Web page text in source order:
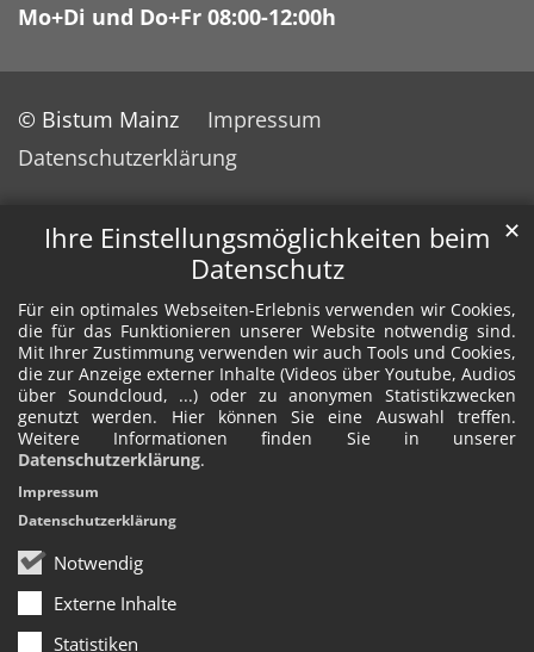
Ihre Einstellungsmöglichkeiten beim
Datenschutz
Für ein optimales Webseiten-Erlebnis verwenden wir Cookies,
die für das Funktionieren unserer Website notwendig sind.
Mit Ihrer Zustimmung verwenden wir auch Tools und Cookies,
die zur Anzeige externer Inhalte (Videos über Youtube, Audios
über Soundcloud, ...) oder zu anonymen Statistikzwecken
genutzt werden. Hier können Sie eine Auswahl treffen.
Weitere Informationen finden Sie in unserer
Datenschutzerklärung.
Notwendig
Externe Inhalte
Statistiken
✕
Impressum
Datenschutzerklärung
Mo+Di und Do+Fr 08:00-12:00h
© Bistum Mainz
Impressum
Datenschutzerklärung